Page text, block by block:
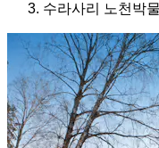
수라사리 노천박